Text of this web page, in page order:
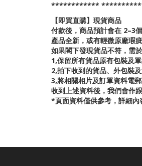
************
【即買直購】現貨商品
付款後，商品預計會在 2–3
產品全新，或有輕微原廠瑕
如果閣下發現貨品不符，需
1,保留所有貨品原有包裝及
2,拍下收到的貨品、外包裝
3,將相關相片及訂單資料電
收到上述資料後，我們會作
*頁面資料僅供參考，詳細